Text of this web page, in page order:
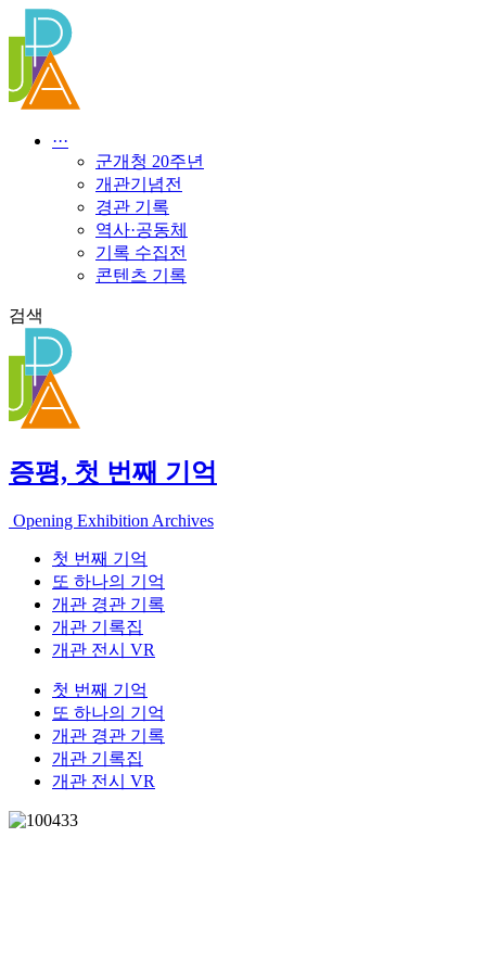
텐
로
건
···
군개청 20주년
개관기념전
경관 기록
역사·공동체
기록 수집전
콘텐츠 기록
검색
증평, 첫 번째 기억
Opening Exhibition Archives
첫 번째 기억
또 하나의 기억
개관 경관 기록
개관 기록집
개관 전시 VR
첫 번째 기억
또 하나의 기억
개관 경관 기록
개관 기록집
개관 전시 VR